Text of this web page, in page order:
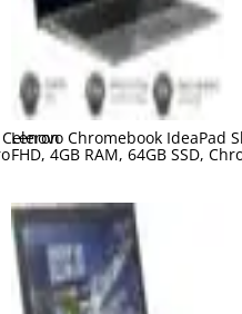
Lenovo Chromebook IdeaPad
FHD, 4GB RAM, 64GB SSD,